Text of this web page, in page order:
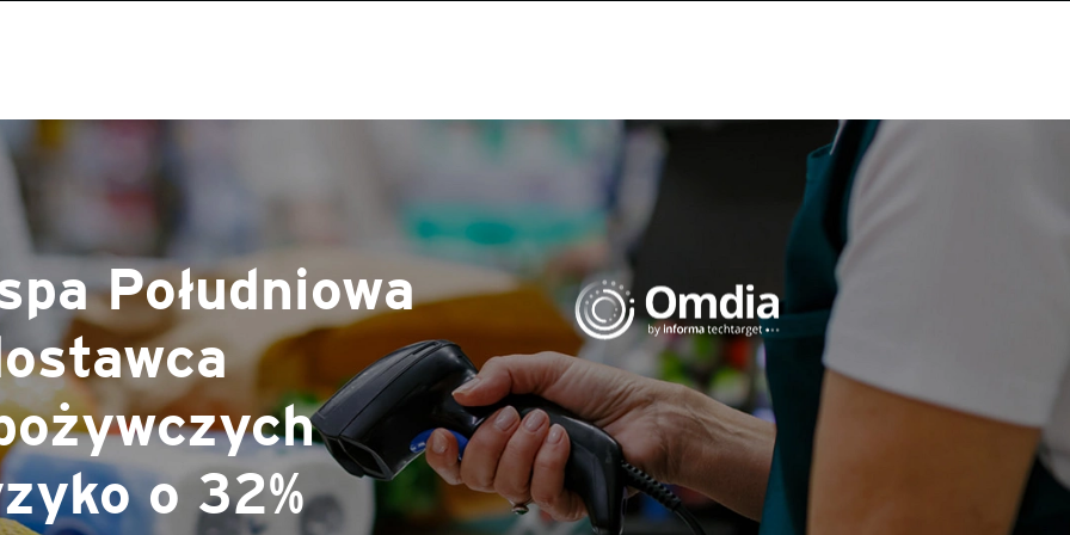
Południowa
o 32%